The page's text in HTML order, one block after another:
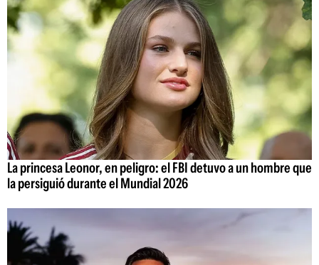
La princesa Leonor, en peligro: el FBI detuvo a un hombre que
la persiguió durante el Mundial 2026